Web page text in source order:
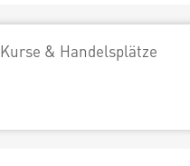
Kurse & Handelsplätze